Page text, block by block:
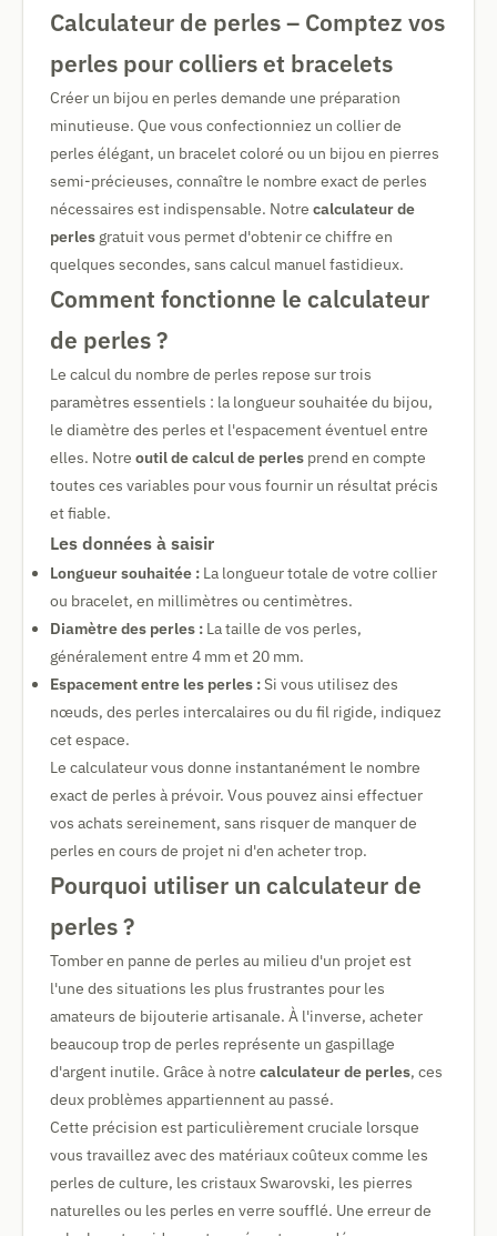
Calculateur de perles – Comptez vos
perles pour colliers et bracelets
Créer un bijou en perles demande une préparation
minutieuse. Que vous confectionniez un collier de
perles élégant, un bracelet coloré ou un bijou en pierres
semi-précieuses, connaître le nombre exact de perles
nécessaires est indispensable. Notre calculateur de
perles gratuit vous permet d'obtenir ce chiffre en
quelques secondes, sans calcul manuel fastidieux.
Comment fonctionne le calculateur
de perles ?
Le calcul du nombre de perles repose sur trois
paramètres essentiels : la longueur souhaitée du bijou,
le diamètre des perles et l'espacement éventuel entre
elles. Notre outil de calcul de perles prend en compte
toutes ces variables pour vous fournir un résultat précis
et fiable.
Les données à saisir
Longueur souhaitée : La longueur totale de votre collier
ou bracelet, en millimètres ou centimètres.
Diamètre des perles : La taille de vos perles,
généralement entre 4 mm et 20 mm.
Espacement entre les perles :Si vous utilisez des
nœuds, des perles intercalaires ou du fil rigide, indiquez
cet espace.
Le calculateur vous donne instantanément le nombre
exact de perles à prévoir. Vous pouvez ainsi effectuer
vos achats sereinement, sans risquer de manquer de
perles en cours de projet ni d'en acheter trop.
Pourquoi utiliser un calculateur de
perles ?
Tomber en panne de perles au milieu d'un projet est
l'une des situations les plus frustrantes pour les
amateurs de bijouterie artisanale. À l'inverse, acheter
beaucoup trop de perles représente un gaspillage
d'argent inutile. Grâce à notre calculateur de perles, ces
deux problèmes appartiennent au passé.
Cette précision est particulièrement cruciale lorsque
vous travaillez avec des matériaux coûteux comme les
perles de culture, les cristaux Swarovski, les pierres
naturelles ou les perles en verre soufflé. Une erreur de